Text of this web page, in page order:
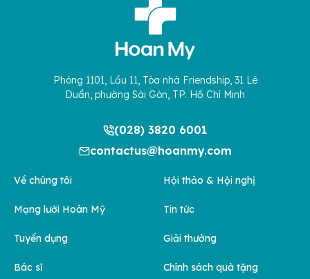
Phòng 1101, Lầu 11, Tòa nhà Friendship, 31 Lê
Duẩn, phường Sài Gòn, TP. Hồ Chí Minh
(028) 3820 6001
contactus@hoanmy.com
Về chúng tôi
Mạng lưới Hoàn Mỹ
Tuyển dụng
Bác sĩ
Hội thảo & Hội nghị
Tin tức
Giải thưởng
Chính sách quà tặng